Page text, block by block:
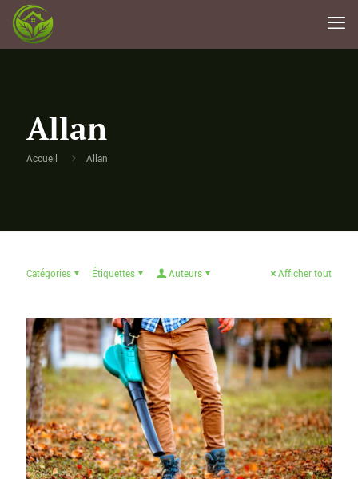
Allan
Accueil Allan
Catégories Étiquettes Auteurs Afficher tout